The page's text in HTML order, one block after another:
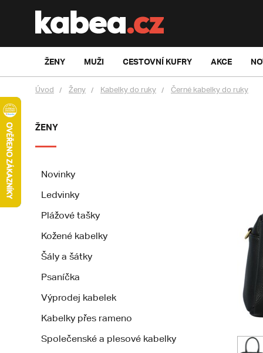
ŽENY MUŽI CESTOVNÍ KUFRY AKCE
Úvod Ženy Kabelky do ruky Černé kabelky do ruky
ŽENY
Novinky
Ledvinky
Plážové tašky
Kožené kabelky
Šály a šátky
Psaníčka
Výprodej kabelek
Kabelky přes rameno
Společenské a plesové kabelky